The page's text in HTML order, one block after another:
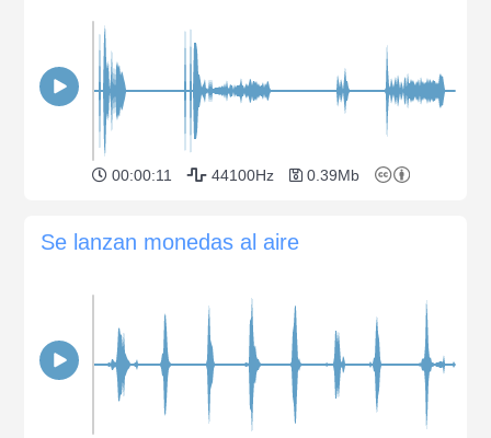
00:00:11 44100Hz 0.39Mb
Se lanzan monedas al aire